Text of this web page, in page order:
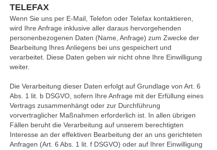
TELEFAX
Wenn Sie uns per E-Mail, Telefon oder Telefax kontaktieren,
wird Ihre Anfrage inklusive aller daraus hervorgehenden
personenbezogenen Daten (Name, Anfrage) zum Zwecke der
Bearbeitung Ihres Anliegens bei uns gespeichert und
verarbeitet. Diese Daten geben wir nicht ohne Ihre Einwilligung
weiter.
Die Verarbeitung dieser Daten erfolgt auf Grundlage von Art. 6
Abs. 1 lit. b DSGVO, sofern Ihre Anfrage mit der Erfüllung eines
Vertrags zusammenhängt oder zur Durchführung
vorvertraglicher Maßnahmen erforderlich ist. In allen übrigen
Fällen beruht die Verarbeitung auf unserem berechtigten
Interesse an der effektiven Bearbeitung der an uns gerichteten
Anfragen (Art. 6 Abs. 1 lit. f DSGVO) oder auf Ihrer Einwilligung